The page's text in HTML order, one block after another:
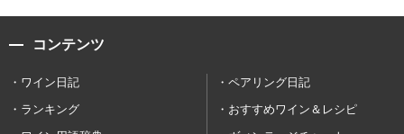
コンテンツ
ワイン日記
ペアリング日記
ランキング
おすすめワイン＆レシピ